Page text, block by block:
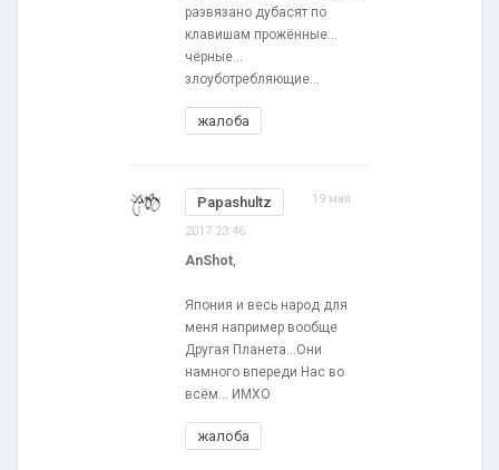
развязано дубасят по
клавишам прожённые...
чёрные...
злоуботребляющие...
жалоба
Papashultz 19 мая
2017 23:46
AnShot,
Япония и весь народ для
меня например вообще
Другая Планета...Они
намного впереди Нас во
всём... ИМХО
жалоба